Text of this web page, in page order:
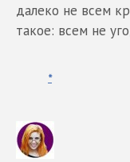
далеко не всем
такое: всем не
*